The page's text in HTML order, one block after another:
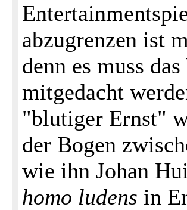
abzugrenzen ist
denn es muss
mitgedacht
"blutiger Ernst"
der Bogen
wie ihn Johan
homo ludens in